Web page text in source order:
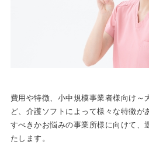
費用や特徴、小中規模事業者様向け～
ど、介護ソフトによって様々な特徴が
すべきかお悩みの事業所様に向けて、
たします。